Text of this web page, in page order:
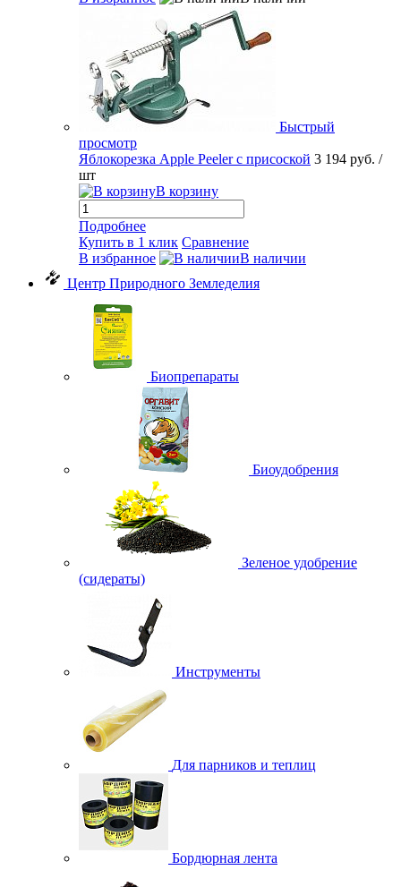
Быстрый
просмотр
Яблокорезка Apple Peeler с присоской 3 194 руб. /
шт
В корзину
Подробнее
Купить в 1 клик Сравнение
В избранное
В наличии
Центр Природного Земледелия
Биопрепараты
Биоудобрения
Зеленое удобрение
(сидераты)
Инструменты
Для парников и теплиц
Бордюрная лента